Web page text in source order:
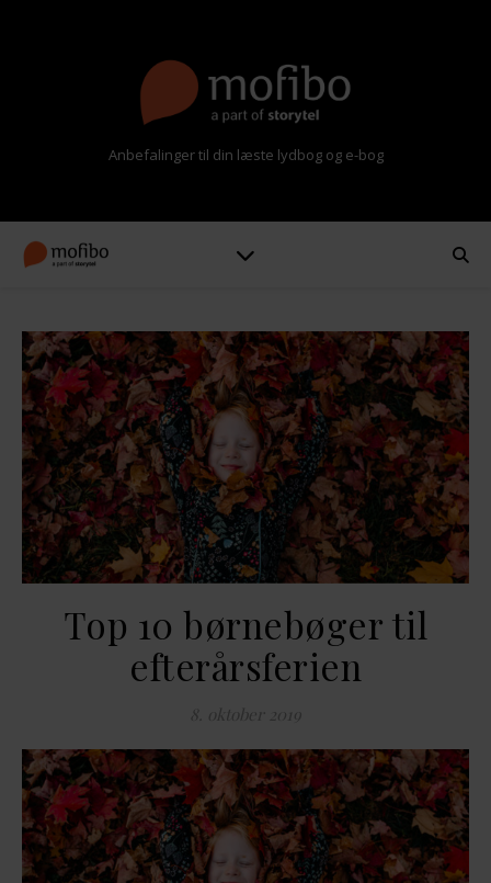
Anbefalinger til din læste lydbog og e-bog
Top 10 børnebøger til
efterårsferien
8. oktober 2019